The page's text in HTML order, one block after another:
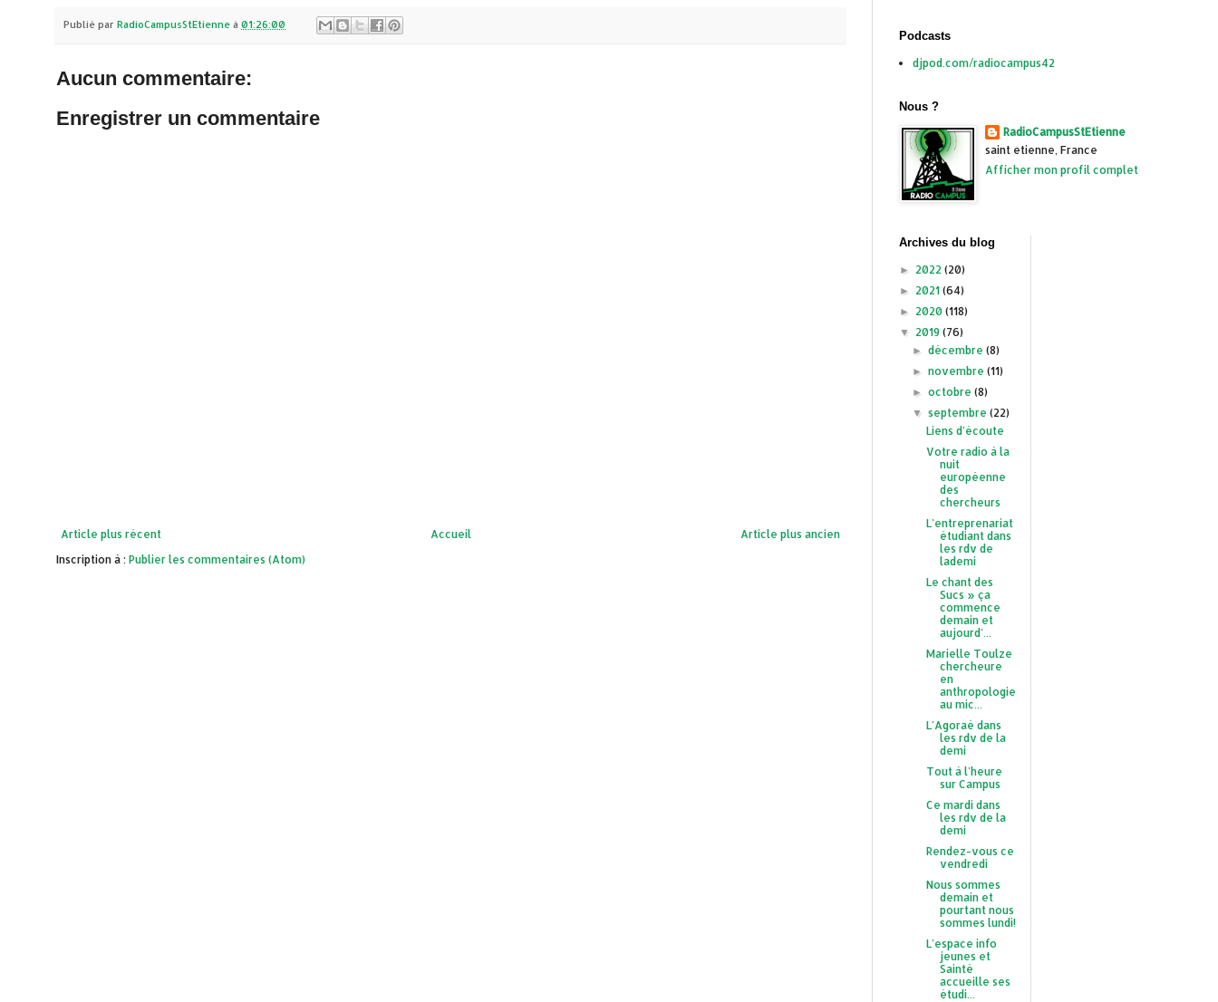
Publié par RadioCampusStEtienne à 01:26:00
Aucun commentaire:
Enregistrer un commentaire
Article plus récent Article plus ancien
Accueil
Inscription à : Publier les commentaires (Atom)
Podcasts
djpod.com/radiocampus42
Nous ?
RadioCampusStEtienne
saint etienne, France
Afficher mon profil complet
Archives du blog
► 2022 (20)
► 2021 (64)
► 2020 (118)
▼ 2019 (76)
►décembre(8)
►novembre(11)
►octobre(8)
▼septembre(22)
Liens d'écoute
Votre radio à la
nuit
européenne
des
chercheurs
L'entreprenariat
étudiant dans
les rdv de
lademi
Le chant des
Sucs » ça
commence
demain et
aujourd'...
Marielle Toulze
chercheure
en
anthropologie
au mic...
L'Agoraé dans
les rdv de la
demi
Tout à l'heure
sur Campus
Ce mardi dans
les rdv de la
demi
Rendez-vous ce
vendredi
Nous sommes
demain et
pourtant nous
sommes lundi!
L'espace info
jeunes et
Sainté
accueille ses
étudi...